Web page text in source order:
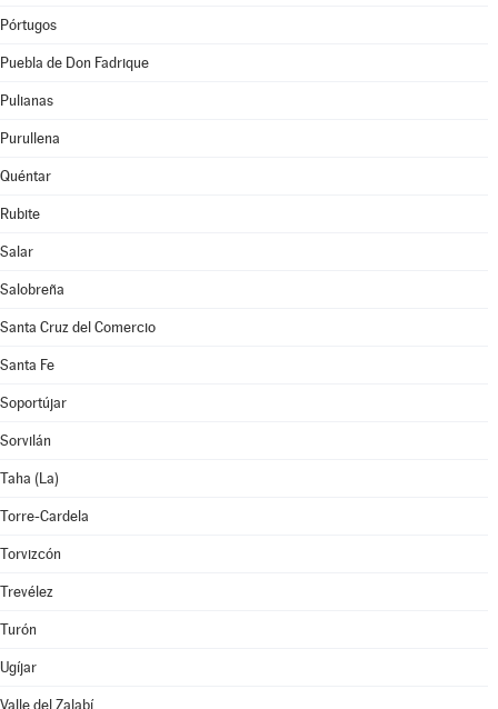
Pórtugos
Puebla de Don Fadrique
Pulianas
Purullena
Quéntar
Rubite
Salar
Salobreña
Santa Cruz del Comercio
Santa Fe
Soportújar
Sorvilán
Taha (La)
Torre-Cardela
Torvizcón
Trevélez
Turón
Ugíjar
Valle del Zalabí